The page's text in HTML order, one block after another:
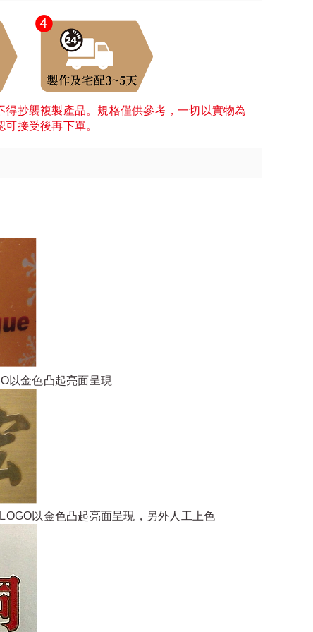
抄襲複製產品。規格僅供參考，一切以實物為
接受後再下單。
以金色凸起亮面呈現
以金色凸起亮面呈現，另外人工上色